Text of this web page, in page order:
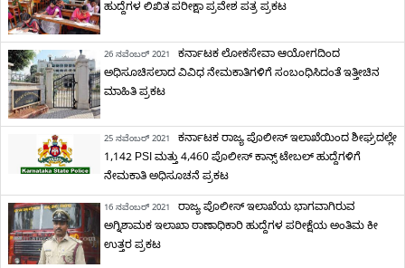
ಹುದ್ದೆಗಳ ಲಿಖಿತ ಪರೀಕ್ಷಾ ಪ್ರವೇಶ ಪತ್ರ ಪ್ರಕಟ
26 ನವೆಂಬರ್ 2021
ಕರ್ನಾಟಕ ಲೋಕಸೇವಾ ಆಯೋಗದಿಂದ
ಅಧಿಸೂಚಿಸಲಾದ ವಿವಿಧ ನೇಮಕಾತಿಗಳಿಗೆ ಸಂಬಂಧಿಸಿದಂತೆ ಇತ್ತೀಚಿನ
ಮಾಹಿತಿ ಪ್ರಕಟ
25 ನವೆಂಬರ್ 2021
ಕರ್ನಾಟಕ ರಾಜ್ಯ ಪೊಲೀಸ್ ಇಲಾಖೆಯಿಂದ ಶೀಘ್ರದಲ್ಲೇ
1,142 PSI ಮತ್ತು 4,460 ಪೊಲೀಸ್ ಕಾನ್ಸ್ ಟೇಬಲ್ ಹುದ್ದೆಗಳಿಗೆ
ನೇಮಕಾತಿ ಅಧಿಸೂಚನೆ ಪ್ರಕಟ
16 ನವೆಂಬರ್ 2021
ರಾಜ್ಯ ಪೊಲೀಸ್ ಇಲಾಖೆಯ ಭಾಗವಾಗಿರುವ
ಅಗ್ನಿಶಾಮಕ ಇಲಾಖಾ ಠಾಣಾಧಿಕಾರಿ ಹುದ್ದೆಗಳ ಪರೀಕ್ಷೆಯ ಅಂತಿಮ ಕೀ
ಉತ್ತರ ಪ್ರಕಟ